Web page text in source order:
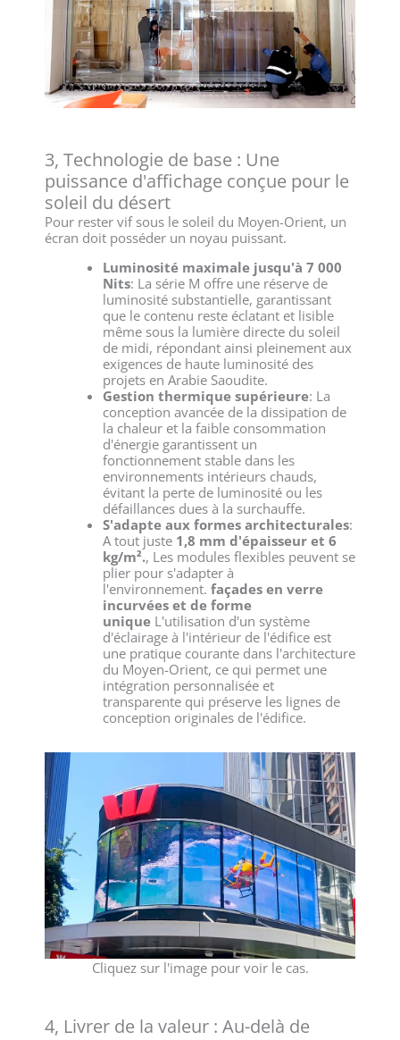
3, Technologie de base : Une
puissance d'affichage conçue pour le
soleil du désert
Pour rester vif sous le soleil du Moyen-Orient, un
écran doit posséder un noyau puissant.
Luminosité maximale jusqu'à 7 000
Nits: La série M offre une réserve de
luminosité substantielle, garantissant
que le contenu reste éclatant et lisible
même sous la lumière directe du soleil
de midi, répondant ainsi pleinement aux
exigences de haute luminosité des
projets en Arabie Saoudite.
Gestion thermique supérieure: La
conception avancée de la dissipation de
la chaleur et la faible consommation
d'énergie garantissent un
fonctionnement stable dans les
environnements intérieurs chauds,
évitant la perte de luminosité ou les
défaillances dues à la surchauffe.
S'adapte aux formes architecturales:
A tout juste 1,8 mm d'épaisseur et 6
kg/m²., Les modules flexibles peuvent se
plier pour s'adapter à
l'environnement. façades en verre
incurvées et de forme
unique L'utilisation d'un système
d'éclairage à l'intérieur de l'édifice est
une pratique courante dans l'architecture
du Moyen-Orient, ce qui permet une
intégration personnalisée et
transparente qui préserve les lignes de
conception originales de l'édifice.
Cliquez sur l'image pour voir le cas.
4, Livrer de la valeur : Au-delà de